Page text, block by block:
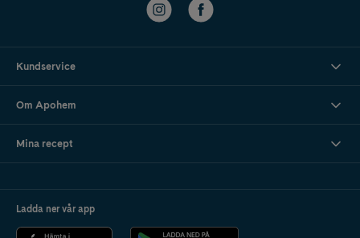
Kundservice
Om Apohem
Mina recept
Ladda ner vår app